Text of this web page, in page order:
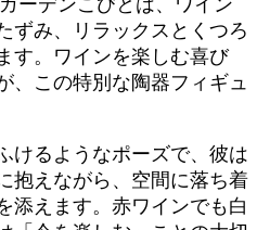
ずみ、リラックスとくつろ
す。ワインを楽しむ喜び
、この特別な陶器フィギュ
けるようなポーズで、彼は
抱えながら、空間に落ち着
添えます。赤ワインでも白